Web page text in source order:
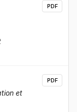
PDF
et
PDF